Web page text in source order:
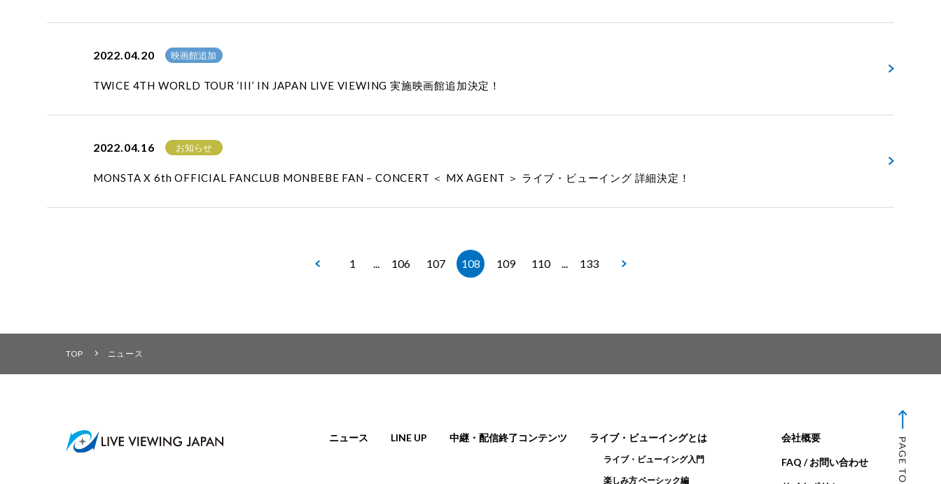
2022.04.20 映画館追加
TWICE 4TH WORLD TOUR ‘III’ IN JAPAN LIVE VIEWING 実施映画館追加決定！
2022.04.16 お知らせ
MONSTA X 6th OFFICIAL FANCLUB MONBEBE FAN – CONCERT ＜ MX AGENT ＞ ライブ・ビューイング 詳細決定！
1 ... 106 107 108 109 110 ... 133
TOP ニュース
ニュース LINE UP 中継・配信終了コンテンツ ライブ・ビューイングとは
ライブ・ビューイング入門
楽しみ方 ベーシック編
会社概要
FAQ / お問い合わせ